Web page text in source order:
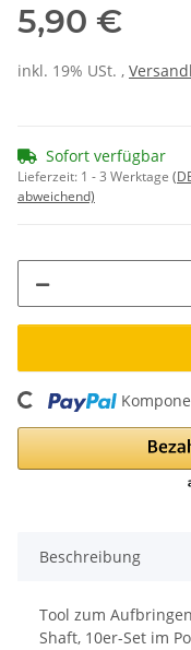
5,90 €
inkl. 19% USt. ,
Sofort verfügbar
Lieferzeit: 1 - 3 Werktage
abweichend)
Loading...
Beschreibung
Tool zum
Shaft, 10er-Set im